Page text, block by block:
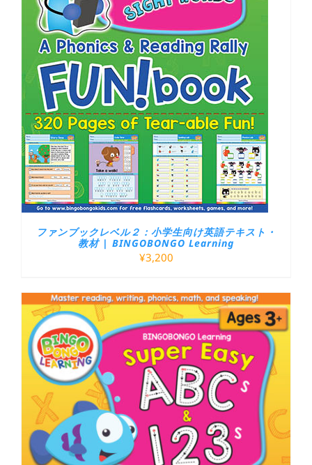
ファンブックレベル２：小学生向け英語テキスト・
教材 | BINGOBONGO Learning
¥3,200